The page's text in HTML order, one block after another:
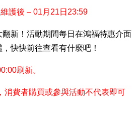
護後 – 01月21日23:59
新！活動期間每日在鴻福特惠介面
快快前往查看有什麼吧！
刷新。
費者購買或參與活動不代表即可